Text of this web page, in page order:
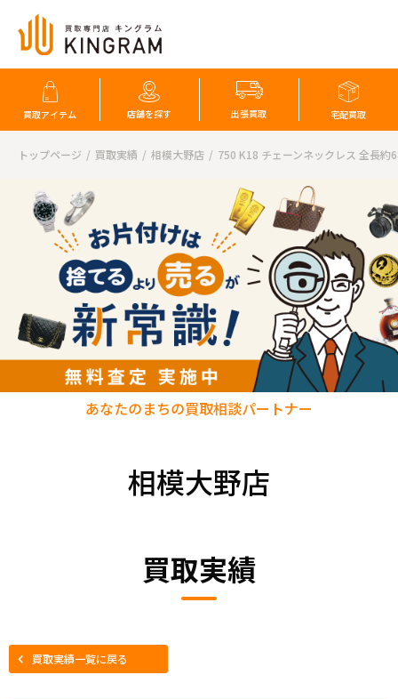
買取アイテム 店舗を探す 出張買取 宅配買取
トップページ 買取実績 相模大野店 750 K18 チェーンネックレス 全長約
相模大野店
あなたのまちの買取相談パートナー
買取実績
買取実績一覧に戻る